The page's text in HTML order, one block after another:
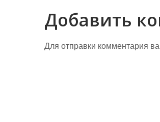
в
и
г
Добавить
Для отправки комментария